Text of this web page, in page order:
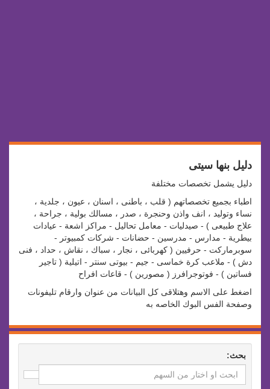
دليل بنها سيتى
دليل يشمل تخصصات مختلفة
اطباء بجميع تخصصاتهم ( قلب ، باطنى ، اسنان ، عيون ، جلدية ،
نساء وتوليد ، انف واذن وحنجرة ، صدر ، مسالك بولية ، جراحة ،
علاج طبيعى ) - صيدليات - معامل تحاليل - مراكز اشعة - عيادات
بيطرية - مدارس - مدرسين - حضانات - شركات كمبيوتر -
سوبرماركت - حرفيين ( كهربائى ، نجار ، سباك ، نقاش ، حداد ، فنى
دش ) - ملاعب كرة خماسى - جيم - بيوتى سنتر - اتيلية ( تاجير
فساتين ) - فوتوجرافرز ( مصورين ) - قاعات افراح
اضغط على الاسم وهتلاقى كل البيانات من عنوان وارقام تليفونات
وصفحة الفس البوك الخاصه به
بحث: